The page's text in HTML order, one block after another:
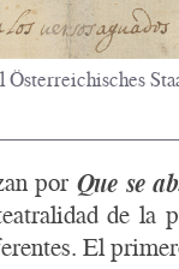
Österreichisches
por Que se
de la
El